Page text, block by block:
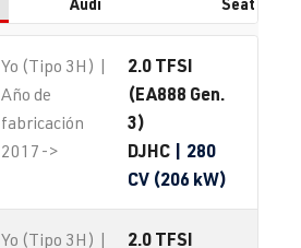
Yo (Tipo 3H) |
Año de
fabricación
2017->
2.0 TFSI
(EA888 Gen.
3)
DJHC | 280
CV (206 kW)
Yo (Tipo 3H) | 2.0 TFSI